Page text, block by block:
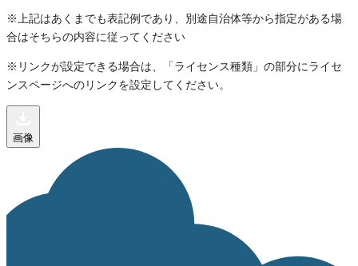
※上記はあくまでも表記例であり、別途自治体等から指定がある場
合はそちらの内容に従ってください
※リンクが設定できる場合は、「ライセンス種類」の部分にライセ
ンスページへのリンクを設定してください。
画像